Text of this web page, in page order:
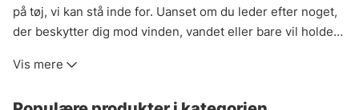
på tøj, vi kan stå inde for. Uanset om du leder efter noget,
der beskytter dig mod vinden, vandet eller bare vil holde
der er et bestemt stykke tøj, du leder efter, som du ikke
Vis mere